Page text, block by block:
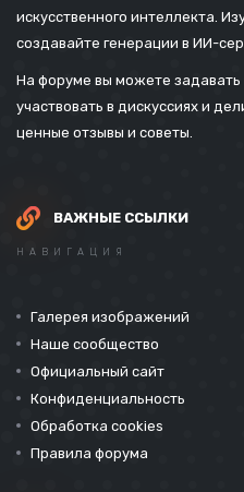
искусственного интеллекта.
создавайте генерации в ИИ-
На форуме вы можете
участвовать в дискуссиях и
ценные отзывы и советы.
ВАЖНЫЕ ССЫЛКИ
НАВИГАЦИЯ
Галерея изображений
Наше сообщество
Официальный сайт
Конфиденциальность
Обработка cookies
Правила форума